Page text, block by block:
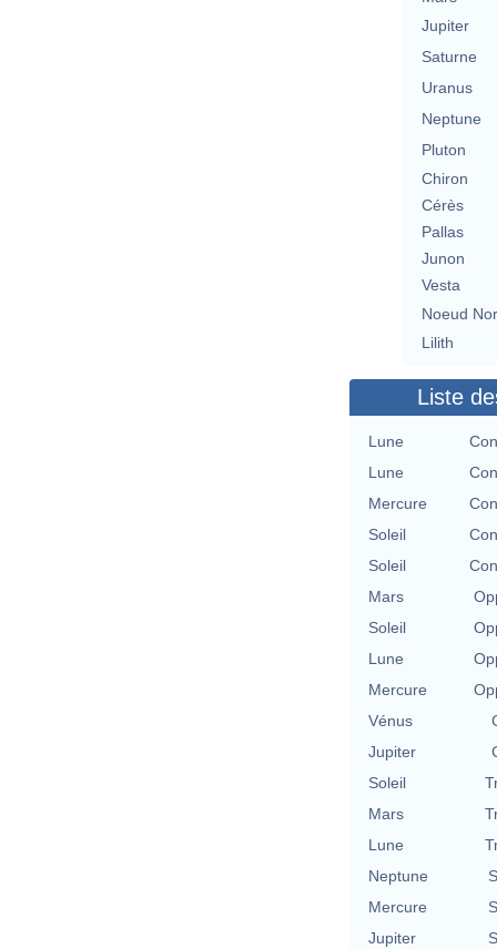
Jupiter
Saturne
Uranus
Neptune
Pluton
Chiron
Cérès
Pallas
Junon
Vesta
Noeud
Lilith
Liste
Lune
Lune
Mercure
Soleil
Soleil
Mars
Soleil
Lune
Mercure
Vénus
Jupiter
Soleil
Mars
Lune
Neptune
Mercure
Jupiter